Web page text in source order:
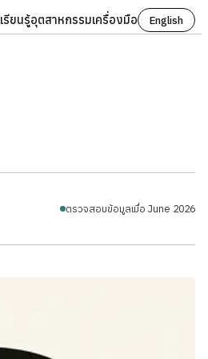
เรียนรู้อุตสาหกรรมเครื่องมือ English
ตรวจสอบข้อมูลเมื่อ June 2026